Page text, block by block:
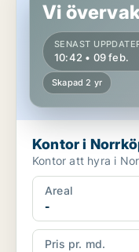
Vi
SENAST
10:42 • 09 feb.
Skapad 2 yr
Kontor i
Kontor att hyra i
Areal
-
Pris pr. md.